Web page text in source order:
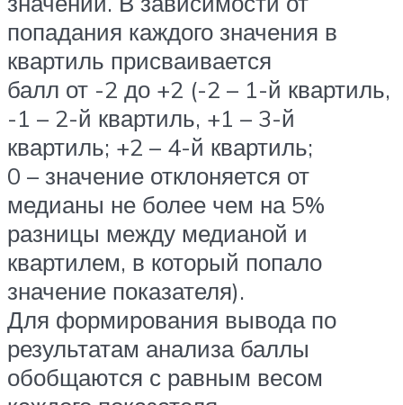
попадания каждого значения в
квартиль присваивается
балл от -2 до +2 (-2 – 1-й квартиль,
-1 – 2-й квартиль, +1 – 3-й
квартиль; +2 – 4-й квартиль;
0 – значение отклоняется от
медианы не более чем на 5%
разницы между медианой и
квартилем, в который попало
значение показателя).
Для формирования вывода по
результатам анализа баллы
обобщаются с равным весом